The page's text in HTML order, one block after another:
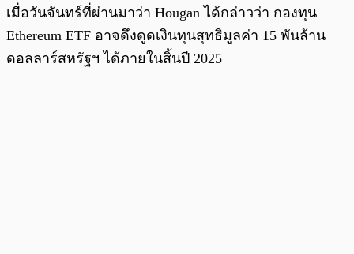
เมื่อวันจันทร์ที่ผ่านมาว่า Hougan ได้กล่าวว่า กองทุน
Ethereum ETF อาจดึงดูดเงินทุนสุทธิมูลค่า 15 พันล้าน
ดอลลาร์สหรัฐฯ ได้ภายในสิ้นปี 2025